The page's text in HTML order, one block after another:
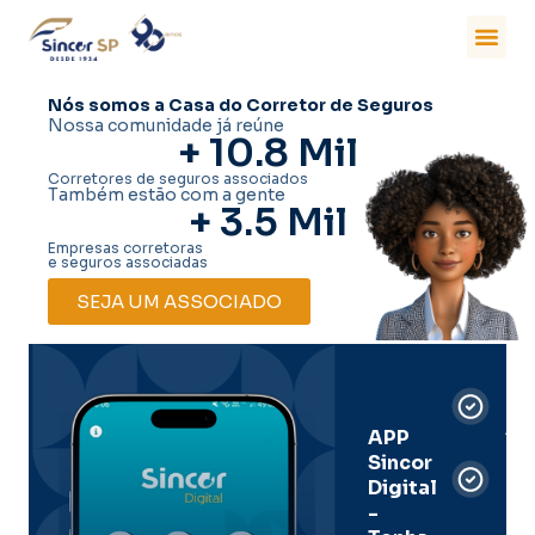
Nós somos a Casa do Corretor de Seguros
Nossa comunidade já reúne
+ 10.8 Mil
Corretores de seguros associados
Também estão com a gente
+ 3.5 Mil
Empresas corretoras
e seguros associadas
SEJA UM ASSOCIADO
APP
Sincor
Digital
-